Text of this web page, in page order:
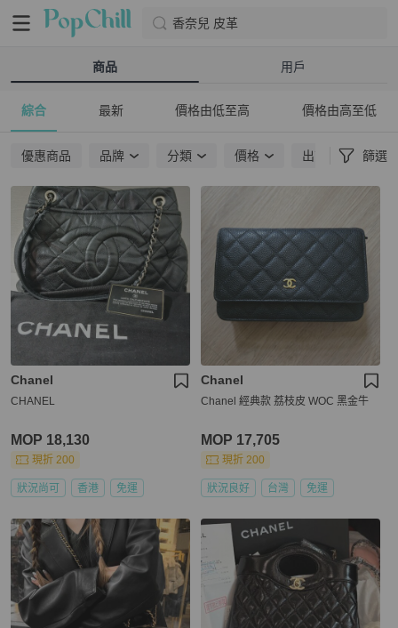
香奈兒 皮革
商品 用戶
綜合 最新 價格由低至高 價格由高至低
優惠商品 品牌 分類 價格 出貨地點 篩選
Chanel
CHANEL
MOP 18,130
現折 200
狀況尚可 香港 免運
Chanel
Chanel 經典款 荔枝皮 WOC 黑金牛
MOP 17,705
現折 200
狀況良好 台灣 免運